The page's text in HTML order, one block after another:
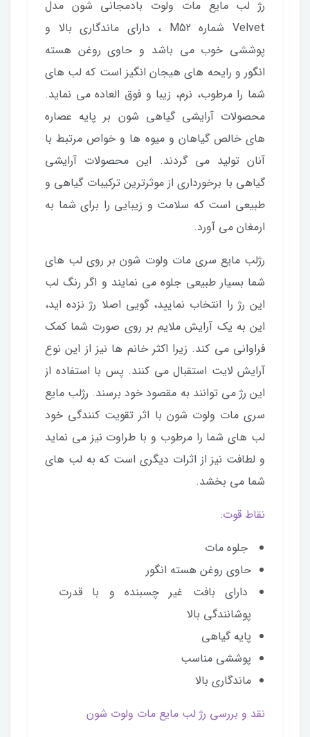
رژ لب مايع مات ولوت بادمجانی شون مدل
Velvet شماره M52 ، دارای ماندگاری بالا و
پوششی خوب می باشد و حاوی روغن هسته
انگور و رایحه های هیجان انگیز است که لب های
شما را مرطوب، نرم، زیبا و فوق العاده می نماید.
محصولات آرایشی گیاهی شون بر پایه عصاره
های خالص گیاهان و میوه ها و خواص مرتبط با
آنان تولید می گردند. این محصولات آرایشی
گیاهی با برخورداری از موثرترین ترکیبات گیاهی و
طبیعی است که سلامت و زیبایی را برای شما به
ارمغان می آورد.
رژلب مایع سری مات ولوت شون بر روی لب های
شما بسیار طبیعی جلوه می نمایند و اگر رنگ لب
این رژ را انتخاب نمایید، گویی اصلا رژ نزده اید،
این به یک آرایش ملایم بر روی صورت شما کمک
فراوانی می کند. زیرا اکثر خانم ها نیز از این نوع
آرایش لایت استقبال می کنند. پس با استفاده از
این رژ می توانند به مقصود خود برسند. رژلب مایع
سری مات ولوت شون با اثر تقویت کنندگی خود
لب های شما را مرطوب و با طراوت نیز می نماید
و لطافت نیز از اثرات دیگری است که به لب های
شما می بخشد.
نقاط قوت:
جلوه مات
حاوی روغن هسته انگور
دارای بافت غیر چسبنده و با قدرت
پوشانندگی بالا
پایه گیاهی
پوششی مناسب
ماندگاری بالا
نقد و بررسی رژ لب مایع مات ولوت شون